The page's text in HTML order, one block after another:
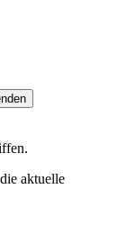
aktuelle